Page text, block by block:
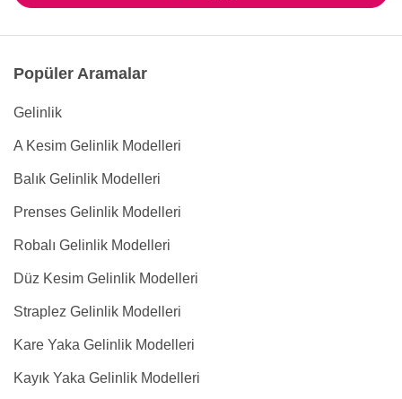
Popüler Aramalar
Gelinlik
A Kesim Gelinlik Modelleri
Balık Gelinlik Modelleri
Prenses Gelinlik Modelleri
Robalı Gelinlik Modelleri
Düz Kesim Gelinlik Modelleri
Straplez Gelinlik Modelleri
Kare Yaka Gelinlik Modelleri
Kayık Yaka Gelinlik Modelleri